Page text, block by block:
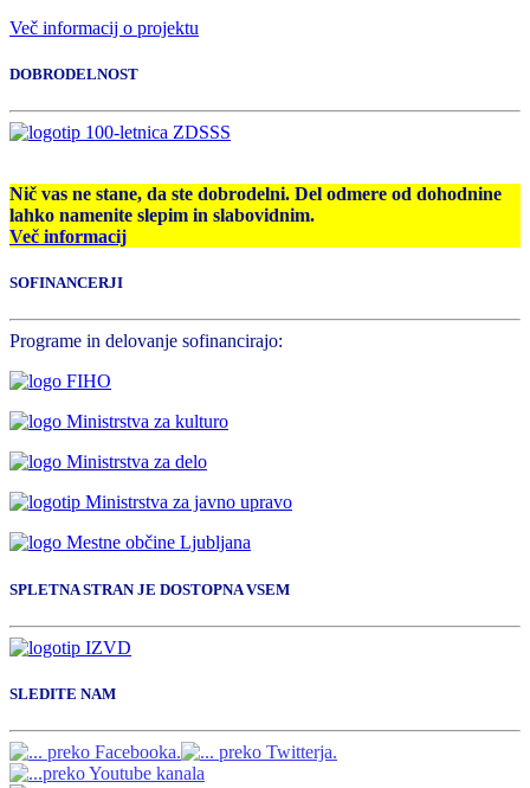
Več informacij o projektu
DOBRODELNOST
Nič vas ne stane, da ste dobrodelni. Del odmere od dohodnine
lahko namenite slepim in slabovidnim.
Več informacij
SOFINANCERJI
Programe in delovanje sofinancirajo:
SPLETNA STRAN JE DOSTOPNA VSEM
SLEDITE NAM